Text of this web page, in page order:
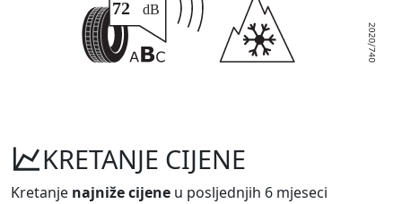
KRETANJE CIJENE
Kretanje najniže cijene u posljednjih 6 mjeseci